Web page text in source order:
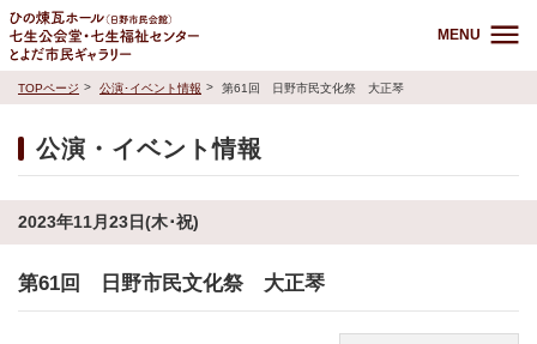
MENU
TOPページ 公演･イベント情報 第61回 日野市民文化祭 大正琴
公演・イベント情報
2023年11月23日(木･祝)
第61回 日野市民文化祭 大正琴